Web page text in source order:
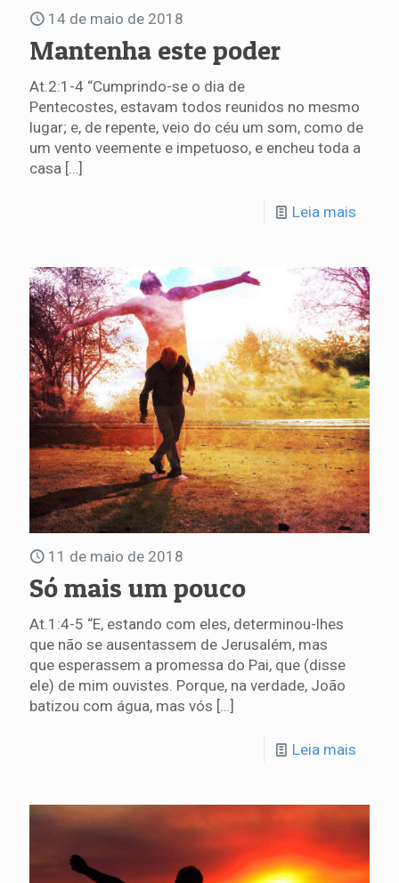
14 de maio de 2018
Mantenha este poder
At.2:1-4 “Cumprindo-se o dia de
Pentecostes, estavam todos reunidos no mesmo
lugar; e, de repente, veio do céu um som, como de
um vento veemente e impetuoso, e encheu toda a
casa […]
Leia mais
11 de maio de 2018
Só mais um pouco
At.1:4-5 “E, estando com eles, determinou-lhes
que não se ausentassem de Jerusalém, mas
que esperassem a promessa do Pai, que (disse
ele) de mim ouvistes. Porque, na verdade, João
batizou com água, mas vós […]
Leia mais